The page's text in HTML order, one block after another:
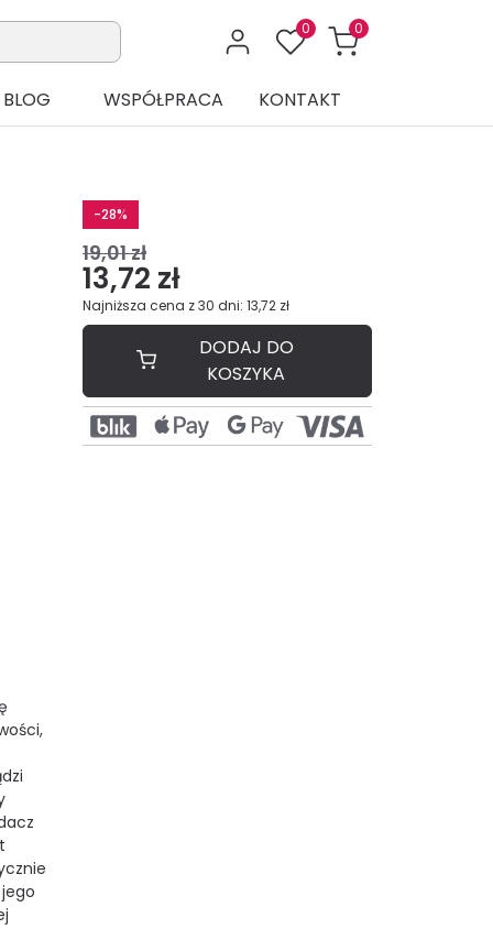
0 0
BLOG WSPÓŁPRACA KONTAKT
-28%
19,01 zł
13,72 zł
Najniższa cena z 30 dni: 13,72 zł
DODAJ DO
KOSZYKA